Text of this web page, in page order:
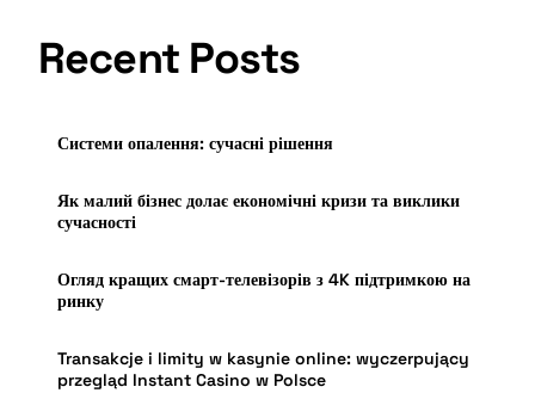
Recent Posts
Системи опалення: сучасні рішення
Як малий бізнес долає економічні кризи та виклики
сучасності
Огляд кращих смарт-телевізорів з 4K підтримкою на
ринку
Transakcje i limity w kasynie online: wyczerpujący
przegląd Instant Casino w Polsce